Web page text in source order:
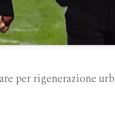
per rigenerazione